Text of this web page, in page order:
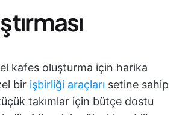
kafes oluşturma için harika
bir işbirliği araçları setine sahip
takımlar için bütçe dostu